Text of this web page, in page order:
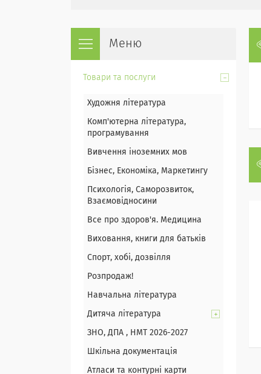
Товари та послуги
Художня література
Комп'ютерна література,
програмування
Вивчення іноземних мов
Бізнес, Економіка, Маркетингу
Психологія, Саморозвиток,
Взаємовідносини
Все про здоров'я. Медицина
Виховання, книги для батьків
Спорт, хобі, дозвілля
Розпродаж!
Навчальна література
Дитяча література
ЗНО, ДПА , НМТ 2026-2027
Шкільна документація
Атласи та контурні карти